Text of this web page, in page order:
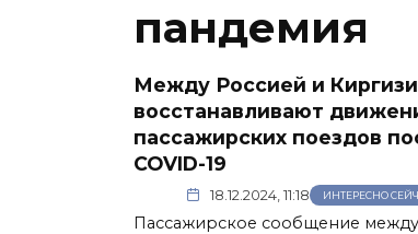
пандемия
Между Россией и
восстанавливают
пассажирских поездов
COVID-19
18.12.2024, 11:18 ИНТЕРЕСНО
Пассажирское сообщение